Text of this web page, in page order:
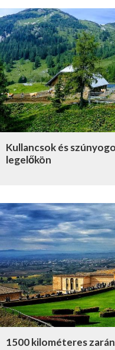
Kullancsok és
legelőkön
1500 kilométeres